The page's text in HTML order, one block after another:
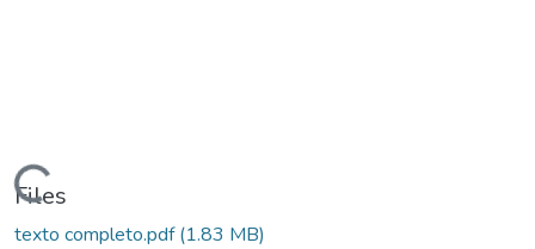
Files
texto completo.pdf(1.83 MB)